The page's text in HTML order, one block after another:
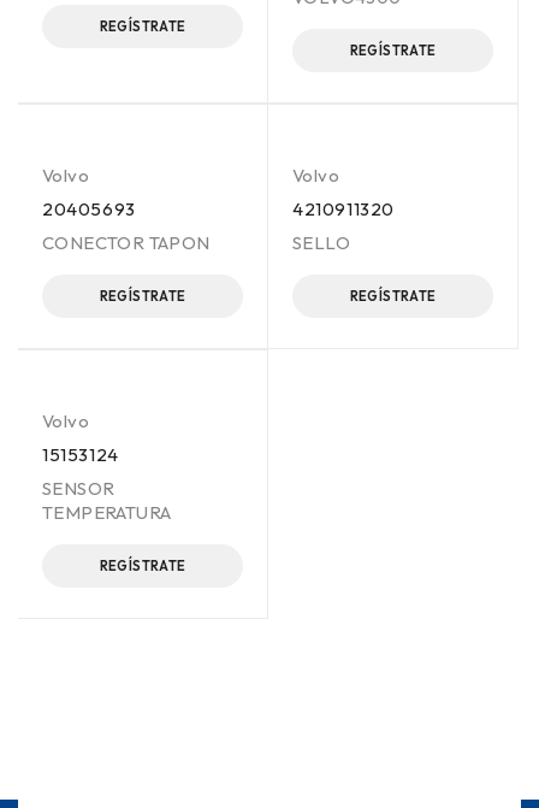
REGÍSTRATE
REGÍSTRATE
Volvo
20405693
CONECTOR TAPON
REGÍSTRATE
Volvo
4210911320
SELLO
REGÍSTRATE
Volvo
15153124
SENSOR
TEMPERATURA
REGÍSTRATE